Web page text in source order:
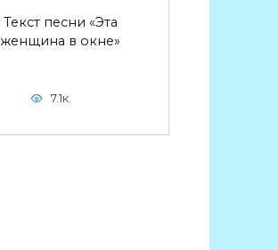
Текст песни «Эта
женщина в окне»
7.1к.